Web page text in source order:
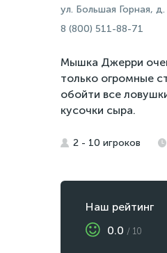
ул. Большая Горная,
8 (800) 511-88-71
Мышка Джерри
только огромные
обойти все
кусочки сыра.
2 - 10 игроков
Наш рейтинг
0.0 / 10